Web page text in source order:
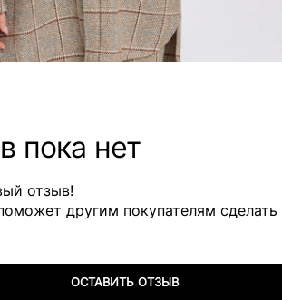
пока нет
отзыв!
другим покупателям
ОСТАВИТЬ ОТЗЫВ